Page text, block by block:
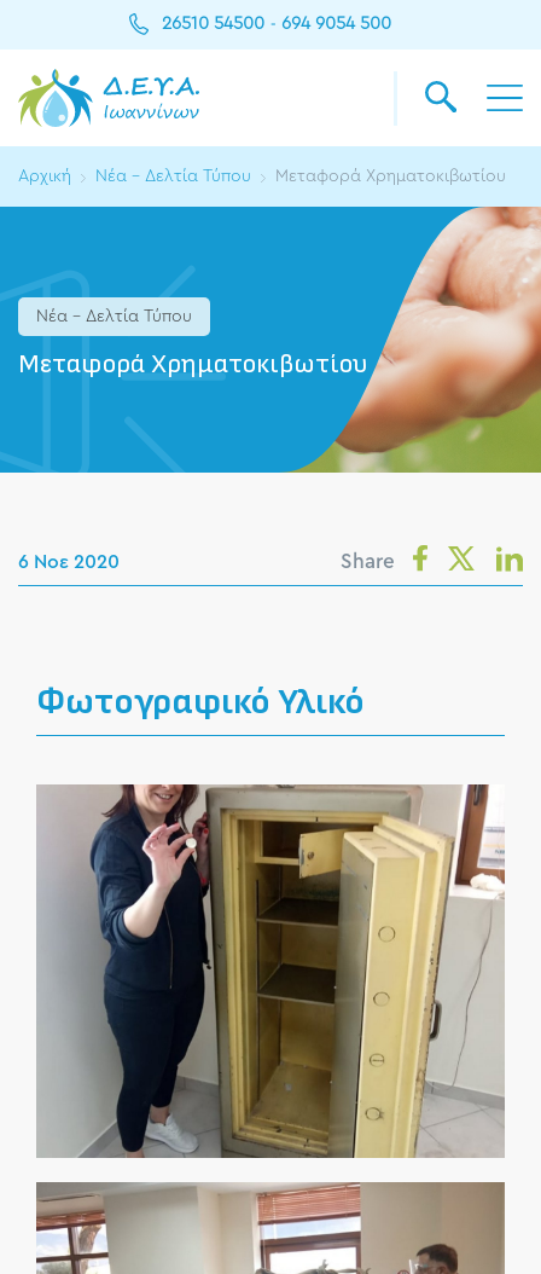
26510 54500 - 694 9054 500
Αρχική Νέα - Δελτία Τύπου Μεταφορά Χρηματοκιβωτίου
Νέα - Δελτία Τύπου
Μεταφορά Χρηματοκιβωτίου
6 Νοε 2020 Share
Φωτογραφικό Υλικό